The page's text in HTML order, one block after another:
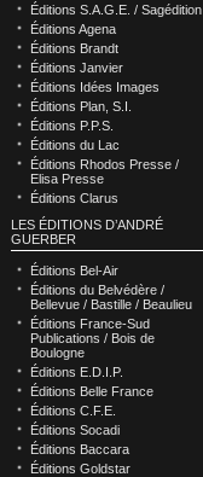
Éditions S.A.G.E. / Sagédition
Éditions Agena
Éditions Brandt
Éditions Janvier
Éditions Idées Images
Éditions Plan, S.I.
Éditions P.P.S.
Éditions du Lac
Éditions Rhodos Presse /
Elisa Presse
Éditions Clarus
LES ÉDITIONS D’ANDRÉ
GUERBER
Éditions Bel-Air
Éditions du Belvédère /
Bellevue / Bastille / Beaulieu
Éditions France-Sud
Publications / Bois de
Boulogne
Éditions E.D.I.P.
Éditions Belle France
Éditions C.F.E.
Éditions Socadi
Éditions Baccara
Éditions Goldstar